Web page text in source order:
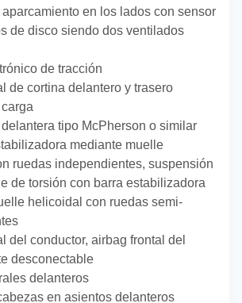
en los lados con sensor
de disco siendo dos ventilados
de tracción
de cortina delantero y trasero
tipo McPherson o similar
mediante muelle
ruedas independientes, suspensión
de torsión con barra estabilizadora
helicoidal con ruedas semi-
del conductor, airbag frontal del
desconectable
delanteros
en asientos delanteros